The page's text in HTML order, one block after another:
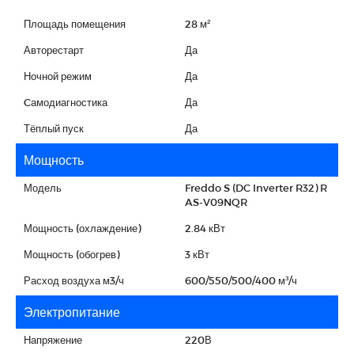
Площадь помещения 28 м²
Авторестарт Да
Ночной режим Да
Cамодиагностика Да
Тёплый пуск Да
Мощность
Модель
Freddo S (DC Inverter R32) R
AS-V09NQR
Мощность (охлаждение) 2.84 кВт
Мощность (обогрев) 3 кВт
Расход воздуха м3/ч 600/550/500/400 м³/ч
Электропитание
Напряжение 220В